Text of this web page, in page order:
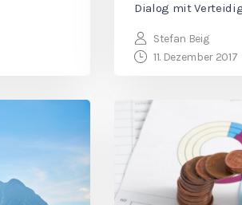
Dialog mit
Stefan Beig
11. Dezember 2017